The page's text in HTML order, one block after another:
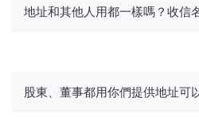
地址和其他人用都一樣嗎？收信
股東、董事都用你們提供地址可